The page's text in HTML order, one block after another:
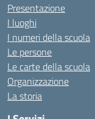
Presentazione
I luoghi
I numeri della scuola
Le persone
Le carte della scuola
Organizzazione
La storia